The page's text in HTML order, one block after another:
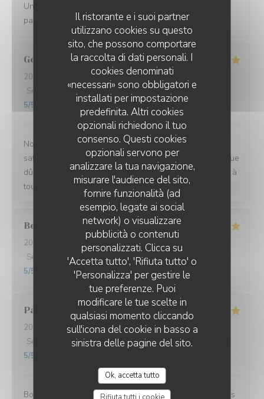
Il ristorante e i suoi partner
utilizzano cookies su questo
sito, che possono comportare
la raccolta di dati personali. I
cookies denominati
«necessari» sono obbligatori e
installati per impostazione
predefinita. Altri cookies
opzionali richiedono il tuo
consenso. Questi cookies
opzionali servono per
analizzare la tua navigazione,
misurare l'audience del sito,
fornire funzionalità (ad
esempio, legate ai social
network) o visualizzare
pubblicità o contenuti
personalizzati. Clicca su
'Accetta tutto', 'Rifiuta tutto' o
'Personalizza' per gestire le
tue preferenze. Puoi
modificare le tue scelte in
qualsiasi momento cliccando
sull'icona del cookie in basso a
sinistra delle pagine del sito.
Ok, accetta tutto
Un super moment comme d'habitude on ne s'en lasse
pas.
Georges B
2026-08-08
- 19:45 - Ospiti 10
Servizio
/5 Atmosfera: 5/5 Cucina: 5/5 Qualità / Prezzo
5/5
Nous venons chaque année, et nous sommes toujours
satisfaits de la qualité des cocktails et des plats, ainsi que
dû service à table, le tout un cadre très agréable. Merci à
toute l'équipe pour votre accueil toujours chaleureux
Beatrice
2026-08-08
- 20:30 - Ospiti 5
Servizio
/5 Atmosfera : 5/5 Cucina:5 /5 Qualità / Prezzo
5/5
Patrick
2026-08-08 - 20:00 - Ospiti 2
Servizio
Atmosfera: 5/5 Cucina: 5/5 Qualità / Prezzo
5/5
Bonjour, notre soirée dans votre établissement a été très
LES JARDINS DE SIDI BOU SAÏD